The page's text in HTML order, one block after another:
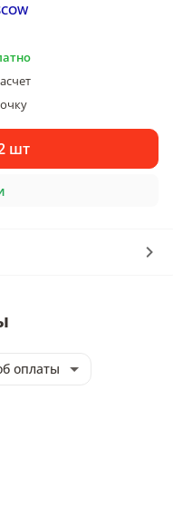
шт
оплаты